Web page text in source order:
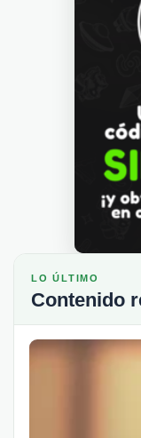
LO ÚLTIMO
Contenido